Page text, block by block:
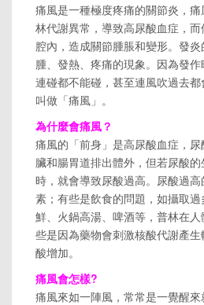
痛風是一種極度疼痛的關節炎，
林代謝異常，導致高尿酸血症，
腔內，造成關節腫脹和變形。發
腫、發熱、疼痛的現象。因為發
連碰都不能碰，甚至連風吹過去
叫做「痛風」。
為什麼會痛風？
痛風的「前身」是高尿酸血症，
臟和腸胃道排出體外，但若尿酸
時，就會導致尿酸過高。尿酸過
素；有些是飲食的問題，如攝取
鮮、火鍋高湯、啤酒等，普林在
些是因為藥物會刺激核酸代謝產
酸增加。
痛風會怎樣?
痛風來如一陣風，常常是一覺醒